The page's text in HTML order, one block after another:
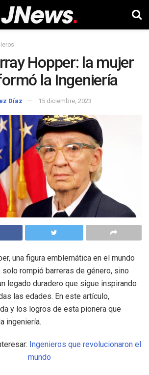
Hopper: la mujer
la Ingeniería
Díaz 15 diciembre, 2023
una figura emblemática en el mundo
solo rompió barreras de género, sino
legado duradero que sigue inspirando
las edades. En este artículo,
y los logros de esta pionera que
ingeniería.
Ingenieros que revolucionaron el
mundo